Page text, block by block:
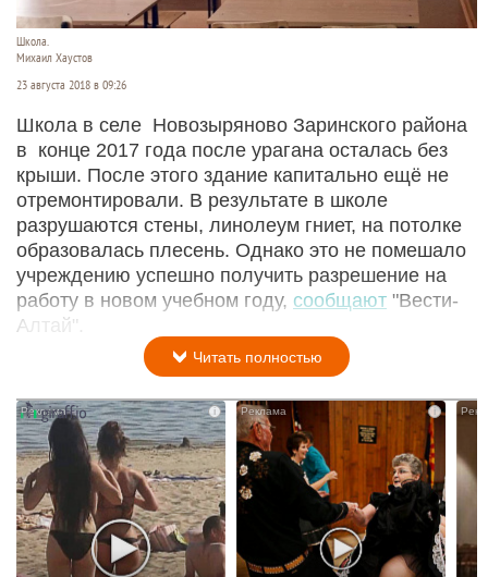
Школа.
Михаил Хаустов
23 августа 2018 в 09:26
Школа в селе Новозыряново Заринского района
в конце 2017 года после урагана осталась без
крыши. После этого здание капитально ещё не
отремонтировали. В результате в школе
разрушаются стены, линолеум гниет, на потолке
образовалась плесень. Однако это не помешало
учреждению успешно получить разрешение на
работу в новом учебном году, сообщают "Вести-
Алтай".
Читать полностью
i